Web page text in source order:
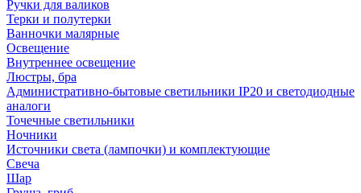
Ручки для валиков
Терки и полутерки
Ванночки малярные
Освещение
Внутреннее освещение
Люстры, бра
Административно-бытовые светильники IP20 и светодиодные
аналоги
Точечные светильники
Ночники
Источники света (лампочки) и комплектующие
Свеча
Шар